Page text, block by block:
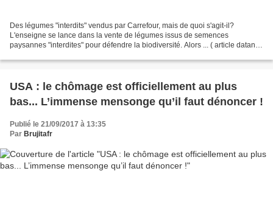
Des légumes "interdits" vendus par Carrefour, mais de quoi s'agit-il?
L'enseigne se lance dans la vente de légumes issus de semences
paysannes "interdites" pour défendre la biodiversité. Alors ... ( article datant
USA : le chômage est officiellement au plus
bas... L’immense mensonge qu’il faut dénoncer !
Publié le 21/09/2017 à 13:35
Par Brujitafr